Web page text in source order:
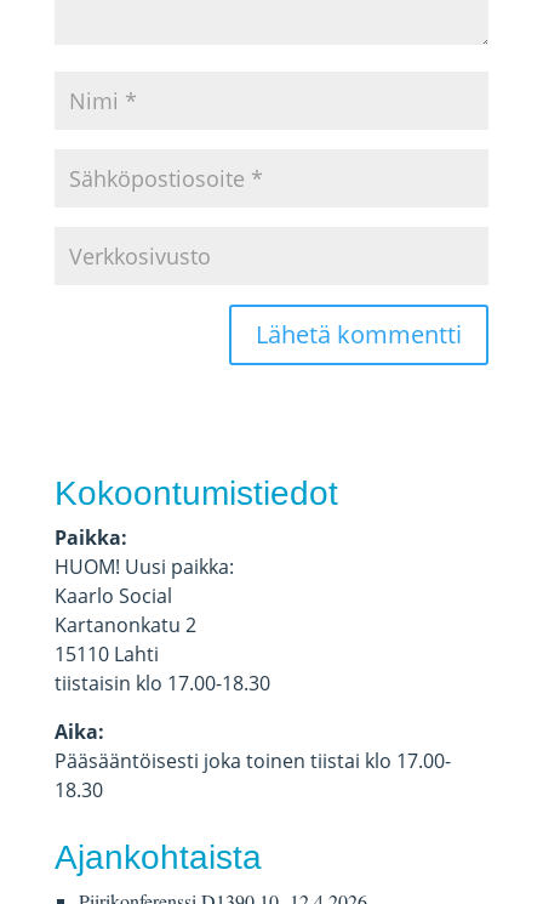
Kokoontumistiedot
Paikka:
HUOM! Uusi paikka:
Kaarlo Social
Kartanonkatu 2
15110 Lahti
tiistaisin klo 17.00-18.30
Aika:
Pääsääntöisesti joka toinen tiistai klo 17.00-
18.30
Ajankohtaista